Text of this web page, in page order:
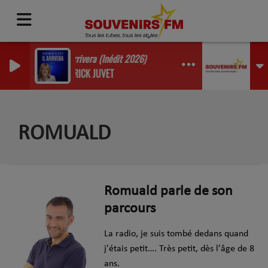
Il Arrivera (Inédit 2026)
PATRICK JUVET
ROMUALD
Romuald parle de son
parcours
La radio, je suis tombé dedans quand
j'étais petit…. Très petit, dès l'âge de 8
ans.